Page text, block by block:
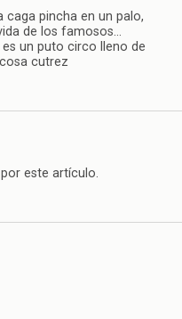
caga pincha en un palo,
de los famosos…
un puto circo lleno de
cutrez
este artículo.